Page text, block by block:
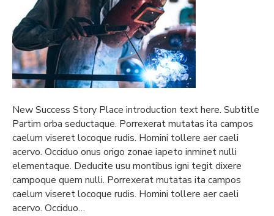
New Success Story Place introduction text here. Subtitle
Partim orba seductaque. Porrexerat mutatas ita campos
caelum viseret locoque rudis. Homini tollere aer caeli
acervo. Occiduo onus origo zonae iapeto inminet nulli
elementaque. Deducite usu montibus igni tegit dixere
campoque quem nulli. Porrexerat mutatas ita campos
caelum viseret locoque rudis. Homini tollere aer caeli
acervo. Occiduo…